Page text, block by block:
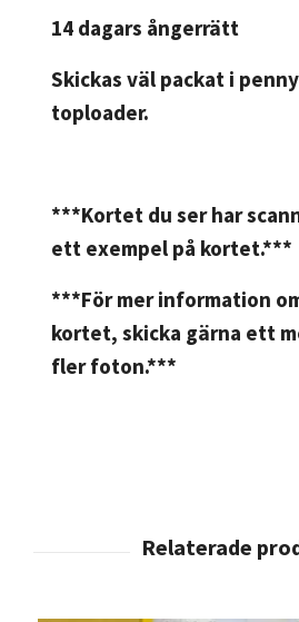
14 dagars ångerrätt
Skickas väl packat i
toploader.
***Kortet du ser har
ett exempel på kortet.***
***För mer information
kortet, skicka gärna ett
fler foton.***